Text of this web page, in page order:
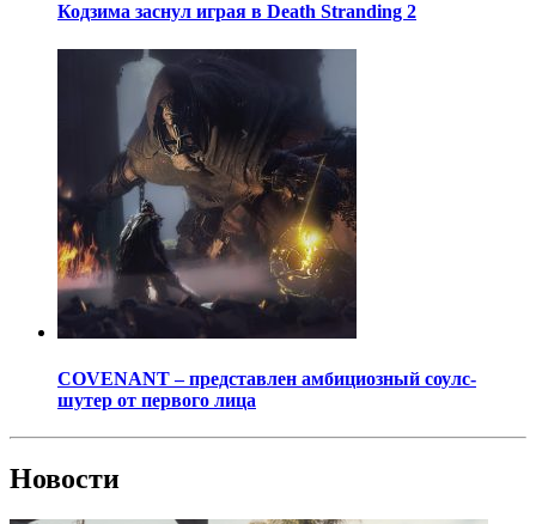
Кодзима заснул играя в Death Stranding 2
COVENANT – представлен амбициозный соулс-
шутер от первого лица
Новости